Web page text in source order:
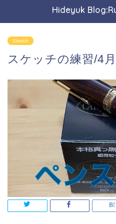
Hideyuk
Sketch
スケッチの練習/4